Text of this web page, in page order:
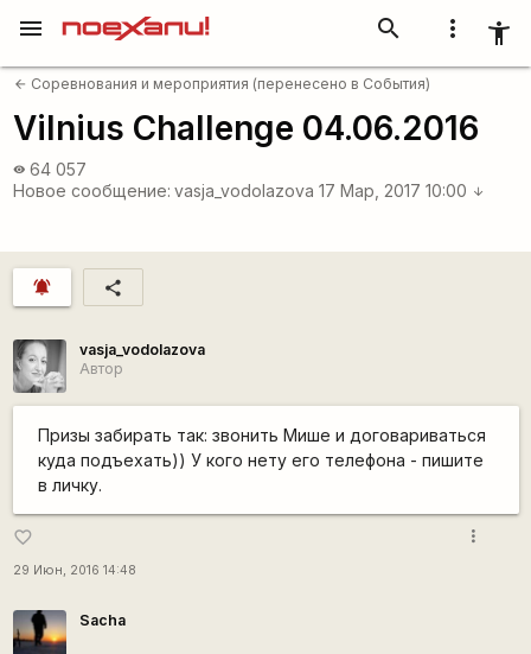
more_vert accessibility_new
search
menu
arrow_back Соревнования и мероприятия (перенесено в События)
Vilnius Challenge 04.06.2016
visibility 64 057
Новое сообщение: vasja_vodolazova 17 Мар, 2017 10:00 arrow_downward
notifications_active share
vasja_vodolazova
Автор
Призы забирать так: звонить Мише и договариваться
куда подъехать)) У кого нету его телефона - пишите
в личку.
favorite_border
29 Июн, 2016 14:48
more_vert
Sacha